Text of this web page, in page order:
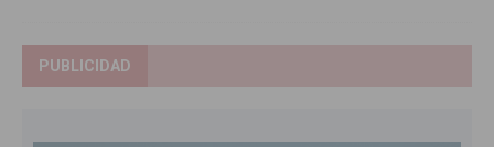
PUBLICIDAD